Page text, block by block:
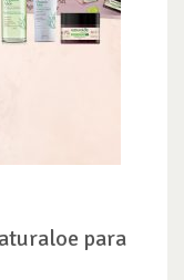
para